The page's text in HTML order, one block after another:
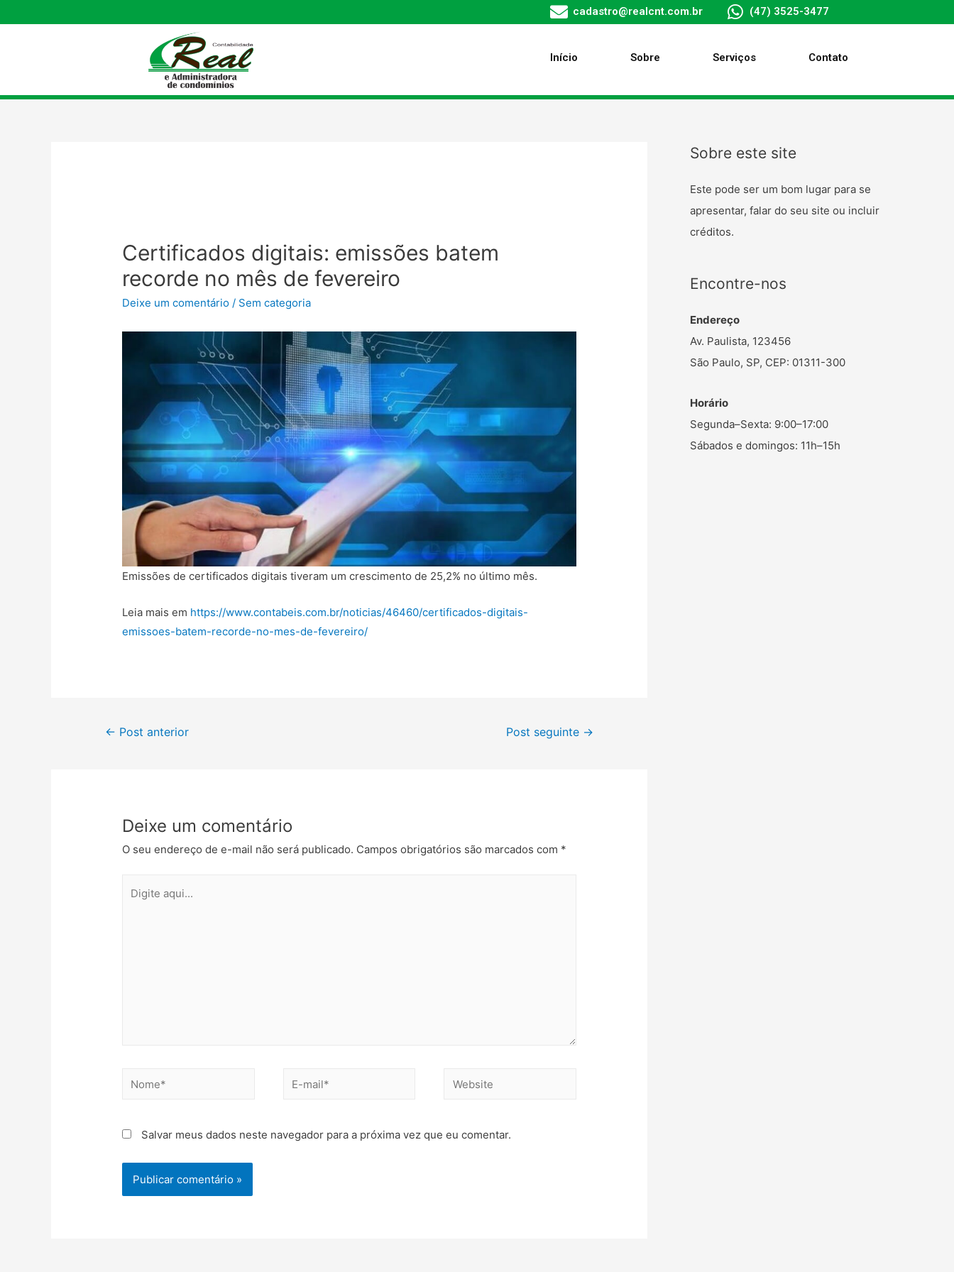
cadastro@realcnt.com.br (47) 3525-3477
Início Sobre Serviços Contato
Certificados digitais: emissões batem
recorde no mês de fevereiro
Deixe um comentário / Sem categoria
Emissões de certificados digitais tiveram um crescimento de 25,2% no último mês.
Leia mais em https://www.contabeis.com.br/noticias/46460/certificados-digitais-
emissoes-batem-recorde-no-mes-de-fevereiro/
← Post anterior Post seguinte →
Deixe um comentário
O seu endereço de e-mail não será publicado. Campos obrigatórios são marcados com *
Salvar meus dados neste navegador para a próxima vez que eu comentar.
Sobre este site
Este pode ser um bom lugar para se
apresentar, falar do seu site ou incluir
créditos.
Encontre-nos
Endereço
Av. Paulista, 123456
São Paulo, SP, CEP: 01311-300
Horário
Segunda–Sexta: 9:00–17:00
Sábados e domingos: 11h–15h